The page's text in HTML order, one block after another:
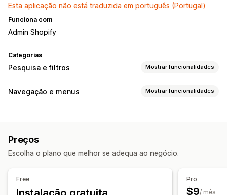
Esta aplicação não está traduzida em português (Portugal)
Funciona com
Admin Shopify
Categorias
Pesquisa e filtros Mostrar funcionalidades
Funcionalidades de pesquisa
Classificação personalizada
Excluir resultados
Personalização da apresentação
Reatividade móvel
Apresentação de filtros
Navegação e menus Mostrar funcionalidades
Personalização
Editor de arrastar e largar
Cor e tipo de letra
Preços
Escolha o plano que melhor se adequa ao negócio.
Free Pro
$9/ mês